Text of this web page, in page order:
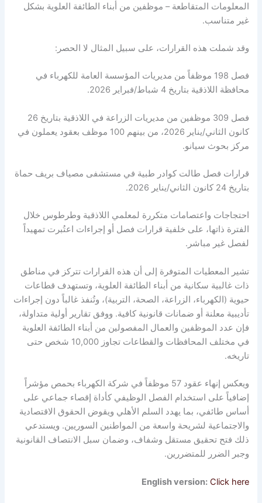
المعلومات المتقاطعة – موظفين من أبناء الطائفة العلوية بشكل
غير متناسب.
وقد شملت هذه القرارات، على سبيل المثال لا الحصر:
فصل 198 موظفاً من مديريات المؤسسة العامة للكهرباء في
محافظة اللاذقية بتاريخ 4 شباط/فبراير 2026.
فصل 309 موظفين من مديريات الزراعة في اللاذقية بتاريخ 26
كانون الثاني/يناير 2026، من بينهم 100 موظف بعقود يعملون في
مركز بحوث سيانو.
قرارات فصل طالت كوادر طبية في مستشفى مصياف بريف حماة
بتاريخ 24 كانون الثاني/يناير 2026.
احتجاجات واعتصامات متكررة لمعلمي اللاذقية وطرطوس خلال
الفترة ذاتها، على خلفية قرارات فصل أو إجراءات اعتُبرت تمهيداً
لفصل غير مباشر.
تشير المعطيات المتوفرة إلى أن هذه القرارات تتركز في مناطق
ذات غالبية سكانية من أبناء الطائفة العلوية، وتستهدف قطاعات
حيوية (الكهرباء، الزراعة، الصحة، التربية)، وتُنفذ غالباً دون إجراءات
تأديبية معلنة أو ضمانات قانونية كافية. ووفق تقارير أولية متداولة،
فإن عدد الموظفين والعمال المفصولين من أبناء الطائفة العلوية
في مختلف المحافظات والقطاعات تجاوز 10,000 شخص حتى
تاريخه.
ويعكس إنهاء عقود 57 موظفاً في شركة الكهرباء بحمص مؤشراً
إضافياً على استخدام الفصل الوظيفي كأداة إقصاء جماعي على
أساس طائفي، بما يهدد السلم الأهلي ويقوض الحقوق الاقتصادية
والاجتماعية لشريحة واسعة من المواطنين السوريين. ويستدعي
ذلك فتح تحقيق مستقل وشفاف، وضمان سبل الانتصاف القانونية
وجبر الضرر للمتضررين.
English version: Click here